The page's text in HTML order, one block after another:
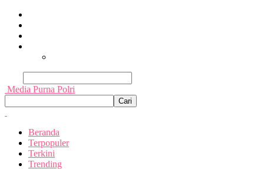
Media Purna Polri
Beranda
Terpopuler
Terkini
Trending